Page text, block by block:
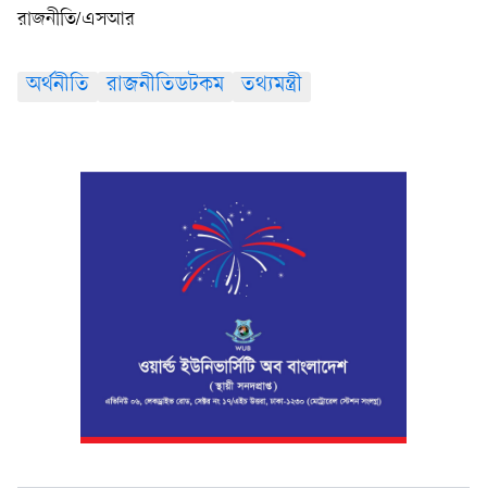
রাজনীতি/এসআর
অর্থনীতি রাজনীতিডটকম তথ্যমন্ত্রী